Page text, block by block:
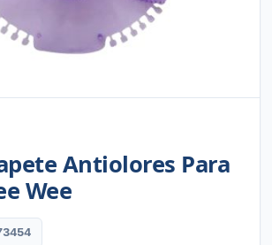
Antiolores Para
Wee